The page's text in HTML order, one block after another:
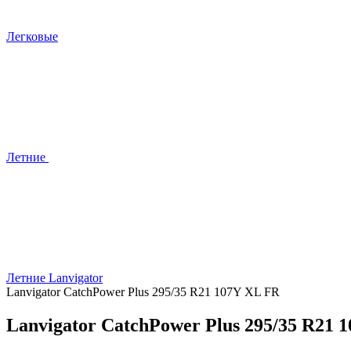
Легковые
Летние
Летние Lanvigator
Lanvigator CatchPower Plus 295/35 R21 107Y XL FR
Lanvigator CatchPower Plus 295/35 R21